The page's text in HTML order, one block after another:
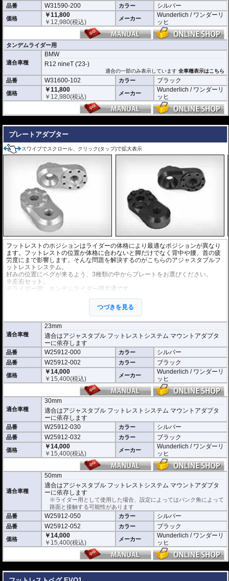
品番 W31590-200 カラー シルバー
価格
￥11,800
￥ 12,980(税込) メーカー
Wunderlich / ワンダーリ
ッヒ
タンデムライダー用
適合車種
BMW
R12 nineT ('23-)
適合の一部のみ表示しています全車種表示はこちら
品番 W31600-102 カラー ブラック
価格
￥11,800
￥ 12,980(税込) メーカー
Wunderlich / ワンダーリ
ッヒ
プレートアダプター
スワイプでスクロール、クリック(タップ)で拡大表示
フットレストのホジションはライダーの体格により最適なポジションが異なり
ます。フットレストの位置か体格に合わないと脚だけでなく背中や腰、首の疲
労度にまで影響します。そんな問題を解決するのがこちらのアジャスタブルフ
ットレストシステム。
好みの位置にペグが来るよう、3種類の中からプレートをお選びください。
※左右セット。
※ライダー用、タンデムライダー用共通です。
が必要です。個別にお求めください。
つづきを見る
適合車種
23mm
適合はアジャスタブル フットレストシステム マウントアダプタ
ーに依存します
品番 W25912-000 カラー シルバー
品番 W25912-002 カラー ブラック
価格
￥14,000
￥ 15,400(税込) メーカー
Wunderlich / ワンダーリ
ッヒ
適合車種
30mm
適合はアジャスタブル フットレストシステム マウントアダプタ
ーに依存します
品番 W25912-030 カラー シルバー
品番 W25912-032 カラー ブラック
価格
￥14,000
￥ 15,400(税込) メーカー
Wunderlich / ワンダーリ
ッヒ
適合車種
50mm
適合はアジャスタブル フットレストシステム マウントアダプタ
ーに依存します
※ライダー用として使用した場合、設定によってはバンク角によって
路面と接触する可能性があります
品番
W25912-050 カラー シルバー
品番 W25912-052 カラー ブラック
価格
￥14,000
￥ 15,400(税込) メーカー
Wunderlich / ワンダーリ
ッヒ